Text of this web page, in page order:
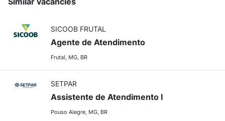
SICOOB FRUTAL
Agente de Atendimento
Frutal, MG, BR
SETPAR
Assistente de Atendimento I
Pouso Alegre, MG, BR